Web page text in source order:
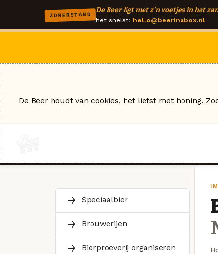
ZOMERSTAND
De Beer ligt met z'n voetjes in het
het snelst: hello@beerinabox.nl
Speciaalbier
Brouwerijen
Bierproeverij organiseren
De Beer houdt van cookies, het liefst met honing.